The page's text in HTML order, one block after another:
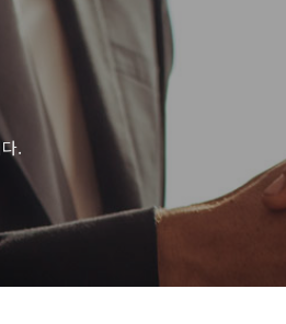
세미나/워크샵
교육/연수 일정
.